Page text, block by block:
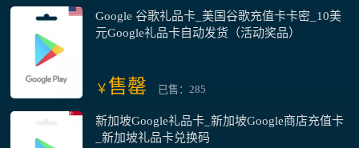
Google 谷歌礼品卡_美国谷歌充值卡卡密_10美
元Google礼品卡自动发货（活动奖品）
￥ 售罄 已售：285
新加坡Google礼品卡_新加坡Google商店充值卡
_新加坡礼品卡兑换码